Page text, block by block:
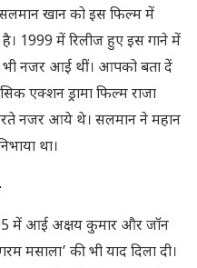
खान को इस फिल्म में
1999 में रिलीज हुए इस गाने में
भी नजर आई थीं। आपको बता दें
एक्शन ड्रामा फिल्म राजा
नजर आये थे। सलमान ने महान
था।
में आई अक्षय कुमार और जॉन
मसाला’ की भी याद दिला दी।